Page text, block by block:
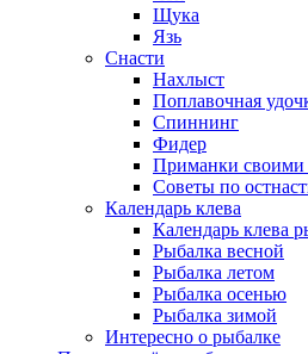
Щука
Язь
Снасти
Нахлыст
Поплавочная
Спиннинг
Фидер
Приманки своими
Советы по
Календарь клева
Календарь клева
Рыбалка весной
Рыбалка летом
Рыбалка осенью
Рыбалка зимой
Интересно о рыбалке